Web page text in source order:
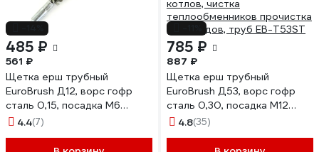
485 ₽
561 ₽
Щетка ерш трубный
EuroBrush Д12, ворс гофр
сталь 0,15, посадка М6
резьба (14-207) кордщетка
технологических отверстий,
4.4(7)
785 ₽
887 ₽
Щетка ерш трубный
EuroBrush Д53, ворс гофр
сталь 0,30, посадка М12
резьба (14-553) кордщетка
технологических отверстий,
4.8(35)